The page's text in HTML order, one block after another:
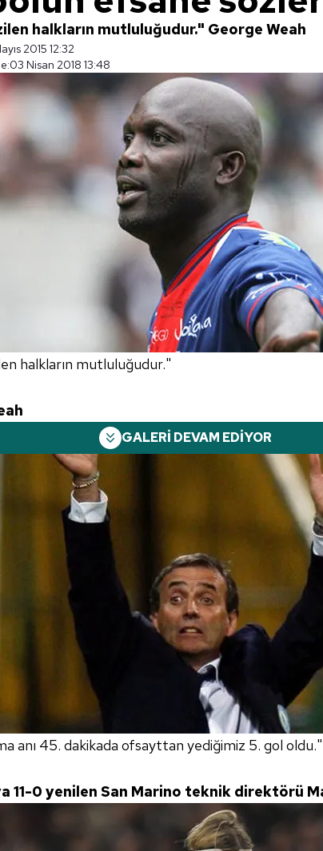
halkların mutluluğudur." George Weah
2015 12:32
03 Nisan 2018 13:48
halkların mutluluğudur."
GALERİ DEVAM EDİYOR
anı 45. dakikada ofsayttan yediğimiz 5. gol oldu."
11-0 yenilen San Marino teknik direktörü